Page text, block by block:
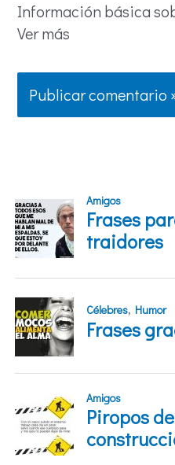
Información básica
Ver más